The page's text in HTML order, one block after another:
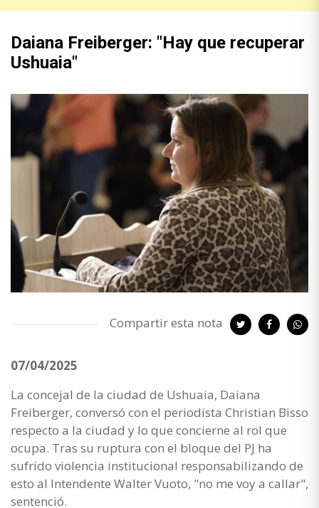
Daiana Freiberger: "Hay que recuperar
Ushuaia"
Compartir esta nota
07/04/2025
La concejal de la ciudad de Ushuaia, Daiana
Freiberger, conversó con el periodista Christian Bisso
respecto a la ciudad y lo que concierne al rol que
ocupa. Tras su ruptura con el bloque del PJ ha
sufrido violencia institucional responsabilizando de
esto al Intendente Walter Vuoto, "no me voy a callar",
sentenció.